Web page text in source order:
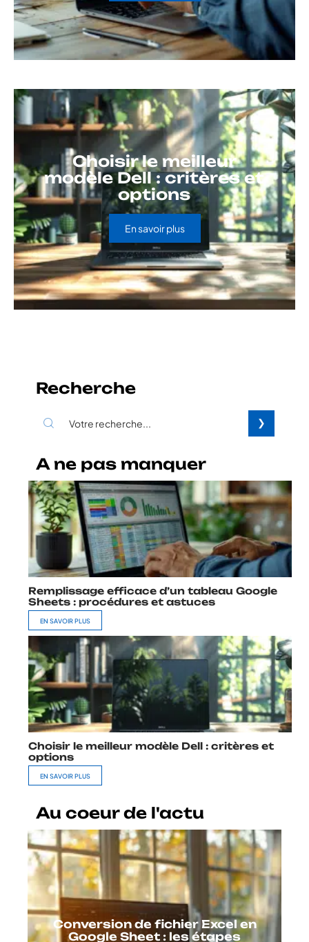
Choisir le meilleur
modèle Dell : critères et
options
En savoir plus
Recherche
A ne pas manquer
Remplissage efficace d’un tableau Google
Sheets : procédures et astuces
EN SAVOIR PLUS
Choisir le meilleur modèle Dell : critères et
options
EN SAVOIR PLUS
Au coeur de l'actu
Conversion de fichier Excel en
Google Sheet : les étapes